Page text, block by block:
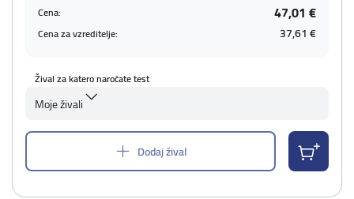
Cena: 47,01 €
Cena za vzreditelje: 37,61 €
Žival za katero naročate test
Moje živali
Dodaj žival